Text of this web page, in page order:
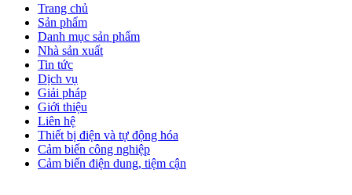
Trang chủ
Sản phẩm
Danh mục sản phẩm
Nhà sản xuất
Tin tức
Dịch vụ
Giải pháp
Giới thiệu
Liên hệ
Thiết bị điện và tự động hóa
Cảm biến công nghiệp
Cảm biến điện dung, tiệm cận